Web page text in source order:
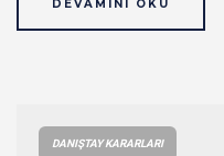
DEVAMINI OKU
DANIŞTAY KARARLARI